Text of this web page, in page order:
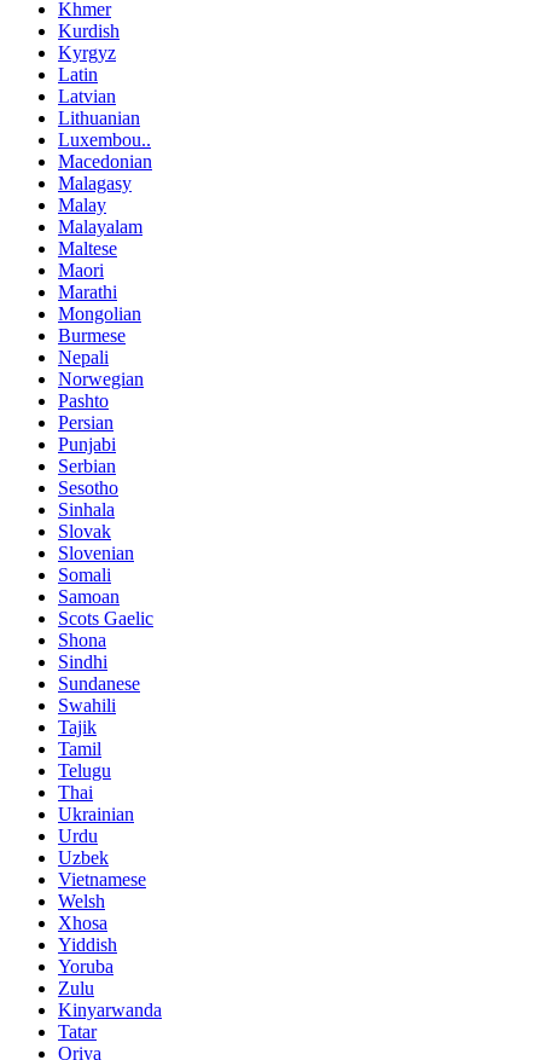
Khmer
Kurdish
Kyrgyz
Latin
Latvian
Lithuanian
Luxembou..
Macedonian
Malagasy
Malay
Malayalam
Maltese
Maori
Marathi
Mongolian
Burmese
Nepali
Norwegian
Pashto
Persian
Punjabi
Serbian
Sesotho
Sinhala
Slovak
Slovenian
Somali
Samoan
Scots Gaelic
Shona
Sindhi
Sundanese
Swahili
Tajik
Tamil
Telugu
Thai
Ukrainian
Urdu
Uzbek
Vietnamese
Welsh
Xhosa
Yiddish
Yoruba
Zulu
Kinyarwanda
Tatar
Oriya